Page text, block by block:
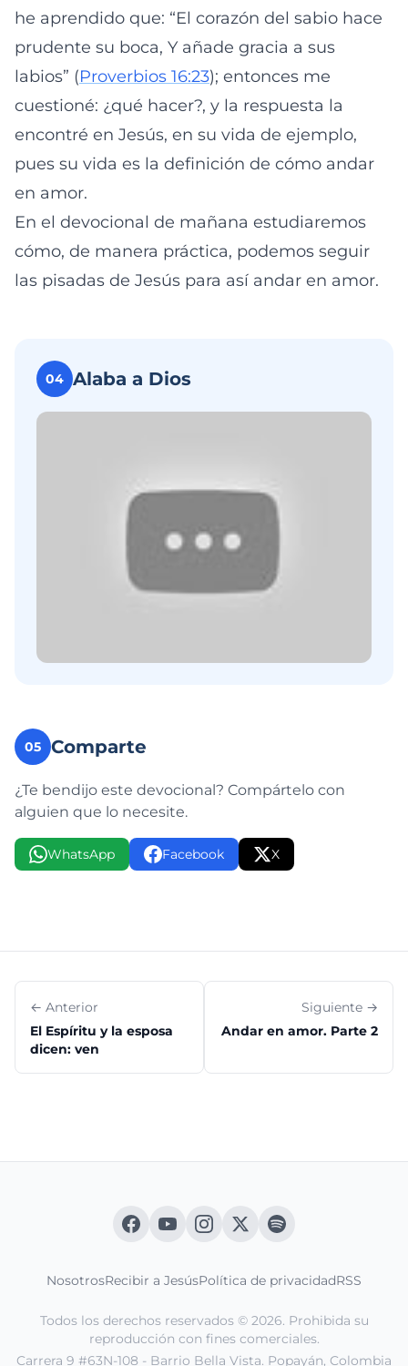
he aprendido que: “El corazón del sabio hace
prudente su boca, Y añade gracia a sus
labios” (Proverbios 16:23); entonces me
cuestioné: ¿qué hacer?, y la respuesta la
encontré en Jesús, en su vida de ejemplo,
pues su vida es la definición de cómo andar
en amor.
En el devocional de mañana estudiaremos
cómo, de manera práctica, podemos seguir
las pisadas de Jesús para así andar en amor.
04 Alaba a Dios
05 Comparte
¿Te bendijo este devocional? Compártelo con
alguien que lo necesite.
WhatsApp Facebook X
← Anterior
El Espíritu y la esposa
dicen: ven
Siguiente →
Andar en amor. Parte 2
NosotrosRecibir a JesúsPolítica de privacidadRSS
Todos los derechos reservados © 2026. Prohibida su
reproducción con fines comerciales.
Carrera 9 #63N-108 - Barrio Bella Vista. Popayán, Colombia